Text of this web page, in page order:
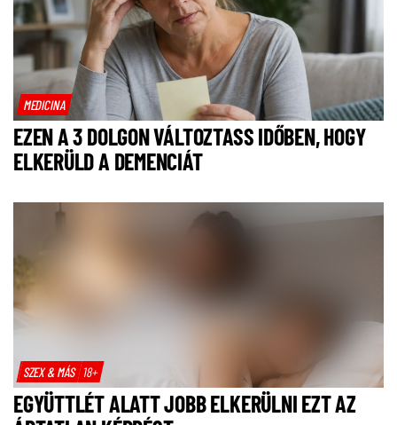
MEDICINA
EZEN A 3 DOLGON VÁLTOZTASS IDŐBEN, HOGY
ELKERÜLD A DEMENCIÁT
SZEX & MÁS 18+
EGYÜTTLÉT ALATT JOBB ELKERÜLNI EZT AZ